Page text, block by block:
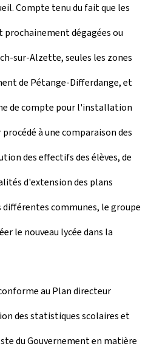
Compte tenu du fait que les
prochainement dégagées ou
sur-Alzette, seules les zones
de Pétange-Differdange, et
de compte pour l'installation
à une comparaison des
des effectifs des élèves, de
d'extension des plans
communes, le groupe
le nouveau lycée dans la
au Plan directeur
des statistiques scolaires et
du Gouvernement en matière